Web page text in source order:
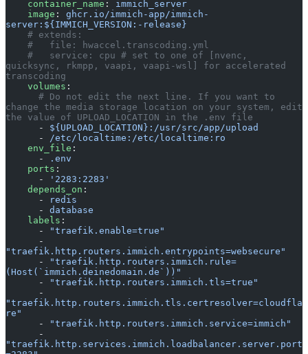
    container_name
: immich_server
    image
: ghcr.io/immich-app/immich-
server:${IMMICH_VERSION:-release}
    # extends:
    #   file: hwaccel.transcoding.yml
quicksync, rkmpp, vaapi, vaapi-wsl] for accelerated
transcoding
    volumes
:
change the media storage location on your system, edit
the value of UPLOAD_LOCATION in the .env file
      -
${UPLOAD_LOCATION}:/usr/src/app/upload
      -
/etc/localtime:/etc/localtime:ro
    env_file
:
      -
.env
    ports
:
      -
'2283:2283'
    depends_on
:
      -
redis
      -
database
    labels
:
      -
"traefik.enable=true"
"traefik.http.routers.immich.entrypoints=websecure"
      -
"traefik.http.routers.immich.rule=
(Host(`immich.deinedomain.de`))"
      -
"traefik.http.routers.immich.tls=true"
"traefik.http.routers.immich.tls.certresolver=cloudfla
re"
      -
"traefik.http.routers.immich.service=immich"
"traefik.http.services.immich.loadbalancer.server.port